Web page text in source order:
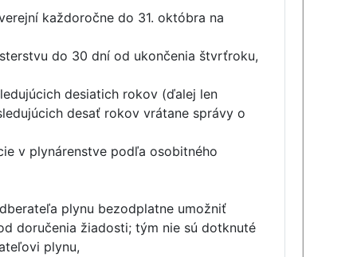
každoročne do 31. októbra na
do 30 dní od ukončenia štvrťroku,
desiatich rokov (ďalej len
desať rokov vrátane správy o
v plynárenstve podľa osobitného
plynu bezodplatne umožniť
doručenia žiadosti; tým nie sú dotknuté
plynu,